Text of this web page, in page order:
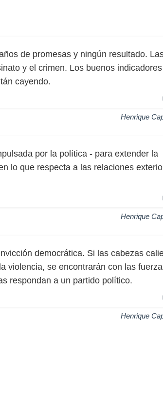
de promesas y ningún resultado.
y el crimen. Los buenos
cayendo.
Henrique
por la política - para extender la
lo que respecta a las relaciones
Henrique
democrática. Si las cabezas
violencia, se encontrarán con las
respondan a un partido político.
Henrique